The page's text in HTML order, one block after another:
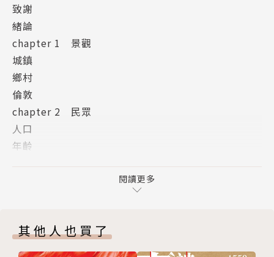
任性又專橫，讓國民又愛又怕，還將整個國家裡裡外外
都改造成自己想要的樣子！？
繼暢銷書《漫遊歐洲一千年》、《漫遊中古英格蘭》
後，英國暢銷作家伊恩．莫蒂默這次將揭發伊莉莎白時
代英格蘭的真面目，掀開女王華麗的裙子，顛覆你的美
好幻想，一窺那更貼近真實生活、髒亂又充滿驚世矛盾
的日常面貌！
死、肢解或砍頭！
致謝
緒論
chapter 1 景觀
城鎮
鄉村
倫敦
chapter 2 民眾
人口
年齡
職業
批發商、貿易商和城裡人
閱讀更多
其他人也買了